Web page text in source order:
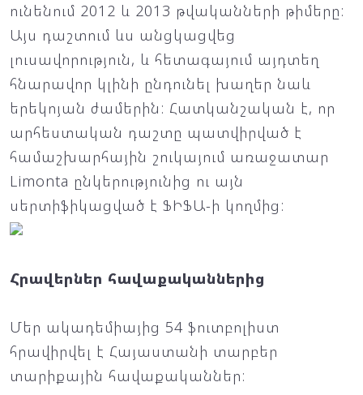
ունենում 2012 և 2013 թվականների թիմերը:
Այս դաշտում ևս անցկացվեց
լուսավորություն, և հետագայում այդտեղ
հնարավոր կլինի ընդունել խաղեր նաև
երեկոյան ժամերին: Հատկանշական է, որ
արհեստական դաշտը պատվիրված է
համաշխարհային շուկայում առաջատար
Limonta ընկերությունից ու այն
սերտիֆիկացված է ՖԻՖԱ-ի կողմից:
Հրավերներ հավաքականներից
Մեր ակադեմիայից 54 ֆուտբոլիստ
հրավիրվել է Հայաստանի տարբեր
տարիքային հավաքականներ: